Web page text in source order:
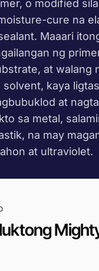
UV Adhesive
UV Adhesive
UV Adhesive
→
Taftflex
Taftflex
TaftGrip
Taftlock
MAG-
Foam Tape
Foam Tape
Bus at
Marine at
SA
family
kahilingan
Substrate
Gabay
Gabay
o modified
cure na
Maaari
ng
at walang
kaya
at
sa metal,
na may
at ultraviolet.